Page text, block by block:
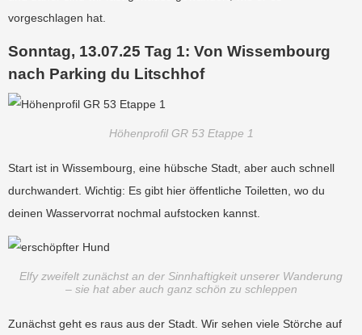
vorgeschlagen hat.
Sonntag, 13.07.25 Tag 1: Von Wissembourg
nach Parking du Litschhof
Höhenprofil GR 53 Etappe 1
Start ist in Wissembourg, eine hübsche Stadt, aber auch schnell
durchwandert. Wichtig: Es gibt hier öffentliche Toiletten, wo du
deinen Wasservorrat nochmal aufstocken kannst.
Elfy zweifelt zunächst an der Sinnhaftigkeit unserer Wanderung
– sie hat aber auch ganz schön zu schleppen
Zunächst geht es raus aus der Stadt. Wir sehen viele Störche auf